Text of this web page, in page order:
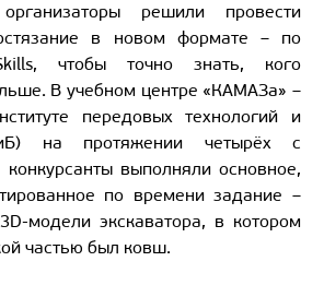
решили провести
в новом формате – по
чтобы точно знать, кого
В учебном центре «КАМАЗа» –
передовых технологий и
на протяжении четырёх с
выполняли основное,
по времени задание –
модели экскаватора, в котором
частью был ковш.